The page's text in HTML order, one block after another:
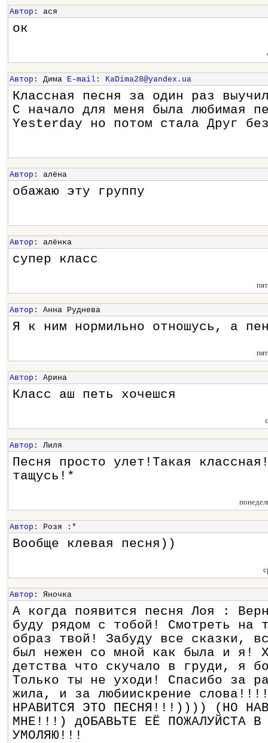
Автор : ася
ок
Автор : Дима E-mail : KaDima28@yandex.ua
Классная песня за один раз
С начало для меня была любимая
Yesterday но потом стала Друг
Автор : алёна
обажаю эту группу
Автор : алёнка
супер класс
Автор : Анна Руднева
Я к ним нормильно отношусь, а
Автор : Арина
Класс аш петь хочешся
Автор : Лиля
Песня просто улет!Такая
тащусь!*
Автор : Розя :*
Вообще клевая песня))
Автор : Яночка
А когда появится песня Лоя :
буду рядом с тобой! Смотреть на
образ твой! Забуду все сказки,
был нежен со мной как была и я!
детства что скучало в груди, я
Только ты не уходи! Спасибо за
жила, и за любиискрение
НРАВИТСЯ ЭТО ПЕСНЯ!!!)))) (НО
МНЕ!!!) дОБАВЬТЕ ЕЁ ПОЖАЛУЙСТА
УМОЛЯЮ!!!